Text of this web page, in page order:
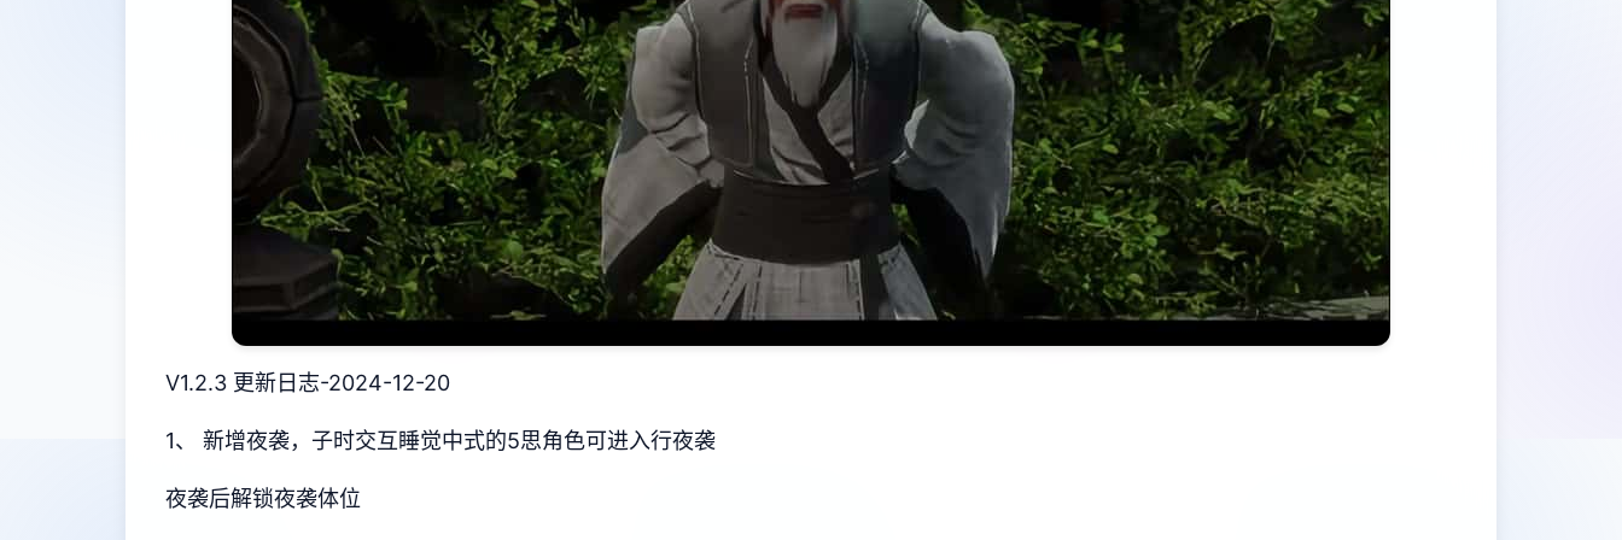
V1.2.3 更新日志-2024-12-20
1、 新增夜袭，子时交互睡觉中式的5思角色可进入行夜袭
夜袭后解锁夜袭体位